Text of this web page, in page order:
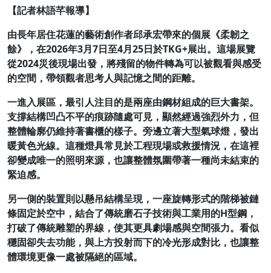
【記者林語芊報導】
由長年居住花蓮的藝術創作者邱承宏帶來的個展《柔韌之
餘》，在2026年3月7日至4月25日於TKG+展出。這場展覽
從2024災後現場出發，將殘留的物件轉為可以被觀看與感受
的空間，帶領觀者思考人與記憶之間的距離。
一進入展區，最引人注目的是兩座由鋼材組成的巨大書架。
支撐結構凹凸不平的痕跡隨處可見，顯然經過強烈外力，但
整體輪廓仍維持著書櫃的樣子。旁邊立著大型氣球燈，發出
暖黃色光線。這種燈具常見於工程現場或救援情況，在這裡
卻變成唯一的照明來源，也讓整體氛圍帶著一種尚未結束的
緊迫感。
另一側的裝置則以懸吊結構呈現，一座旋轉形式的階梯被鏈
條固定於空中，結合了傳統磨石子技術與工業用的H型鋼，
打破了傳統雕塑的界線，使其更具劇場感與空間張力。看似
穩固卻失去功能，與上方投射而下的冷光形成對比，也讓整
體環境更像一處被隔絕的區域。